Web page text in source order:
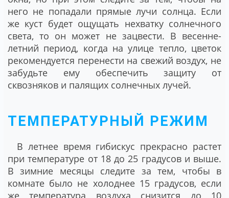
него не попадали прямые лучи солнца. Если
же куст будет ощущать нехватку солнечного
света, то он может не зацвести. В весенне-
летний период, когда на улице тепло, цветок
рекомендуется перенести на свежий воздух, не
забудьте ему обеспечить защиту от
сквозняков и палящих солнечных лучей.
ТЕМПЕРАТУРНЫЙ РЕЖИМ
В летнее время гибискус прекрасно растет
при температуре от 18 до 25 градусов и выше.
В зимние месяцы следите за тем, чтобы в
комнате было не холоднее 15 градусов, если
же температура воздуха снизится до 10